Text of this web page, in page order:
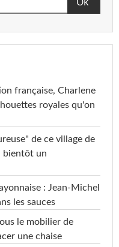
française, Charlene
royales qu'on
de ce village de
bientôt un
: Jean-Michel
les sauces
le mobilier de
une chaise